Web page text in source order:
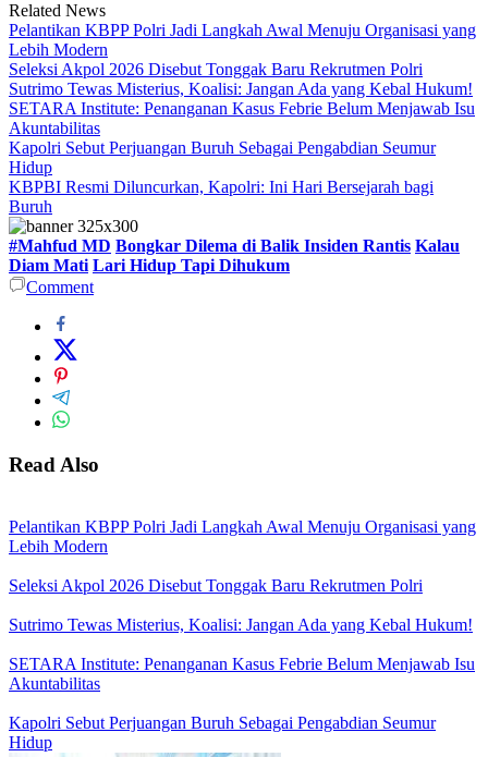
Related News
Pelantikan KBPP Polri Jadi Langkah Awal Menuju Organisasi yang
Lebih Modern
Seleksi Akpol 2026 Disebut Tonggak Baru Rekrutmen Polri
Sutrimo Tewas Misterius, Koalisi: Jangan Ada yang Kebal Hukum!
SETARA Institute: Penanganan Kasus Febrie Belum Menjawab Isu
Akuntabilitas
Kapolri Sebut Perjuangan Buruh Sebagai Pengabdian Seumur
Hidup
KBPBI Resmi Diluncurkan, Kapolri: Ini Hari Bersejarah bagi
Buruh
#Mahfud MD Bongkar Dilema di Balik Insiden Rantis Kalau
Diam Mati Lari Hidup Tapi Dihukum
Comment
Read Also
Pelantikan KBPP Polri Jadi Langkah Awal Menuju Organisasi yang
Lebih Modern
Seleksi Akpol 2026 Disebut Tonggak Baru Rekrutmen Polri
Sutrimo Tewas Misterius, Koalisi: Jangan Ada yang Kebal Hukum!
SETARA Institute: Penanganan Kasus Febrie Belum Menjawab Isu
Akuntabilitas
Kapolri Sebut Perjuangan Buruh Sebagai Pengabdian Seumur
Hidup